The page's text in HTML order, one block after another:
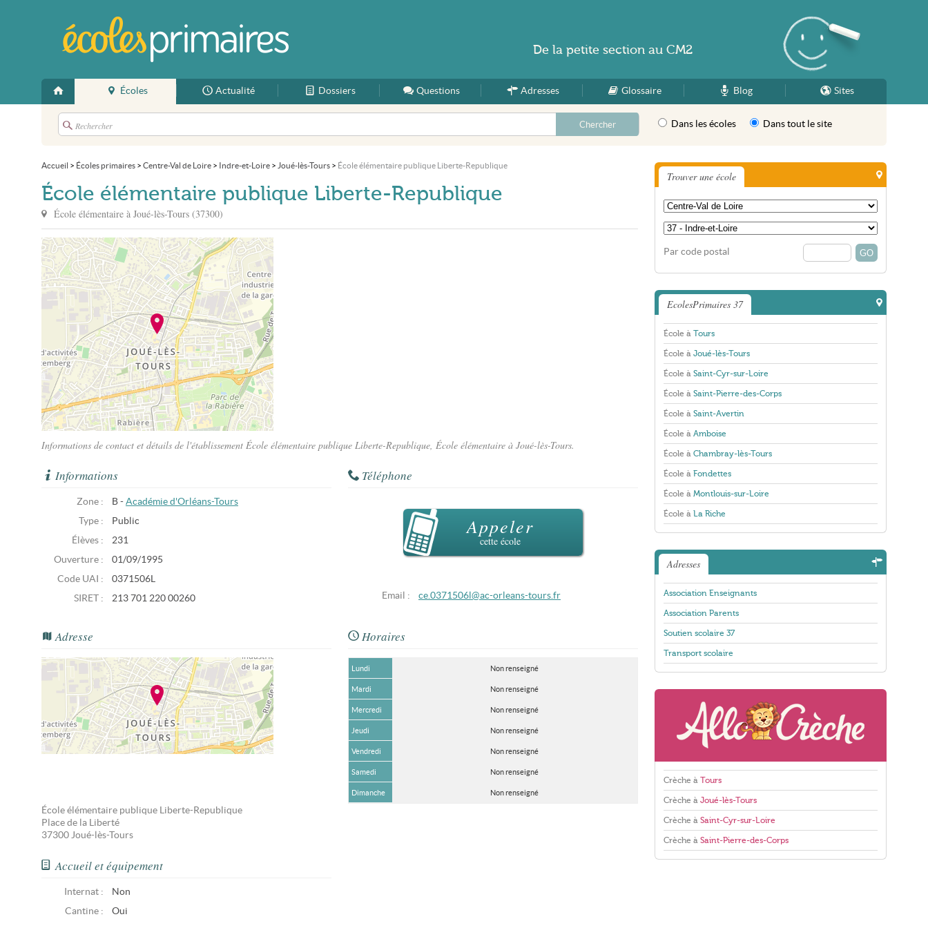
Accueil
Écoles Actualité Dossiers Questions Adresses Glossaire Blog Sites
Dans les écoles Dans tout le site
Accueil > Écoles primaires > Centre-Val de Loire > Indre-et-Loire > Joué-lès-Tours > École élémentaire publique Liberte-Republique
École élémentaire publique Liberte-Republique
École élémentaire à Joué-lès-Tours (37300)
Informations de contact et détails de l'établissement École élémentaire publique Liberte-Republique, École élémentaire à Joué-lès-Tours.
Informations
Zone : B - Académie d'Orléans-Tours
Type :
Public
Élèves :
231
Ouverture :
01/09/1995
Code UAI :
0371506L
SIRET :
213 701 220 00260
Téléphone
Appeler
cette école
Email : ce.0371506l@ac-orleans-tours.fr
Adresse
École élémentaire publique Liberte-Republique
Place de la Liberté
37300 Joué-lès-Tours
Horaires
Lundi Non renseigné
Mardi Non renseigné
Mercredi Non renseigné
Jeudi Non renseigné
Vendredi Non renseigné
Samedi Non renseigné
Dimanche Non renseigné
Accueil et équipement
Internat :
Non
Cantine :
Oui
Trouver une école
Par code postal
EcolesPrimaires 37
École à Tours
École à Joué-lès-Tours
École à Saint-Cyr-sur-Loire
École à Saint-Pierre-des-Corps
École à Saint-Avertin
École à Amboise
École à Chambray-lès-Tours
École à Fondettes
École à Montlouis-sur-Loire
École à La Riche
Adresses
Association Enseignants
Association Parents
Soutien scolaire 37
Transport scolaire
Crèche à Tours
Crèche à Joué-lès-Tours
Crèche à Saint-Cyr-sur-Loire
Crèche à Saint-Pierre-des-Corps
De la petite section au CM2